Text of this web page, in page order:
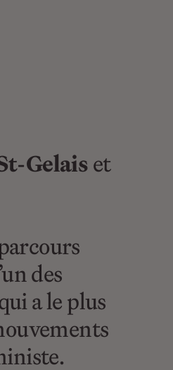
Gelaiset
des
a le plus